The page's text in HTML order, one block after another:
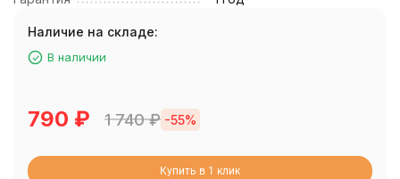
Наличие на складе:
В наличии
790 ₽ 1 740₽ -55%
Купить в 1 клик